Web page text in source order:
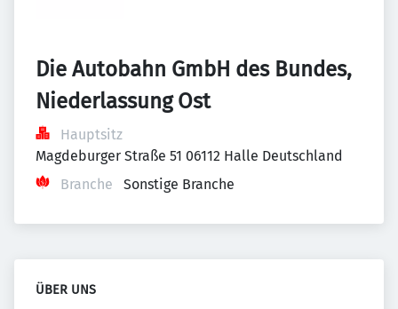
Die Autobahn GmbH des Bundes,
Niederlassung Ost
Hauptsitz
Magdeburger Straße 51 06112 Halle Deutschland
Branche
Sonstige Branche
ÜBER UNS